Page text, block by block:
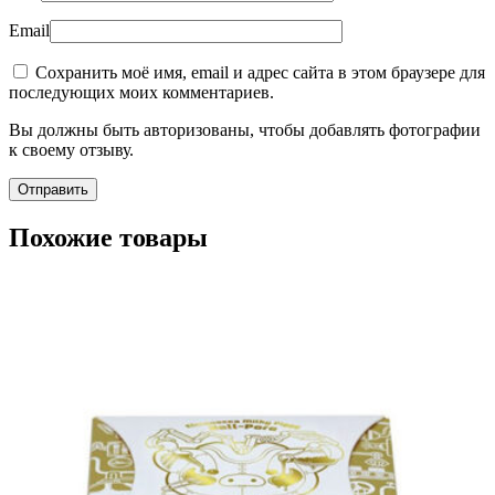
Email
Сохранить моё имя, email и адрес сайта в этом браузере для
последующих моих комментариев.
Вы должны быть авторизованы, чтобы добавлять фотографии
к своему отзыву.
Похожие товары